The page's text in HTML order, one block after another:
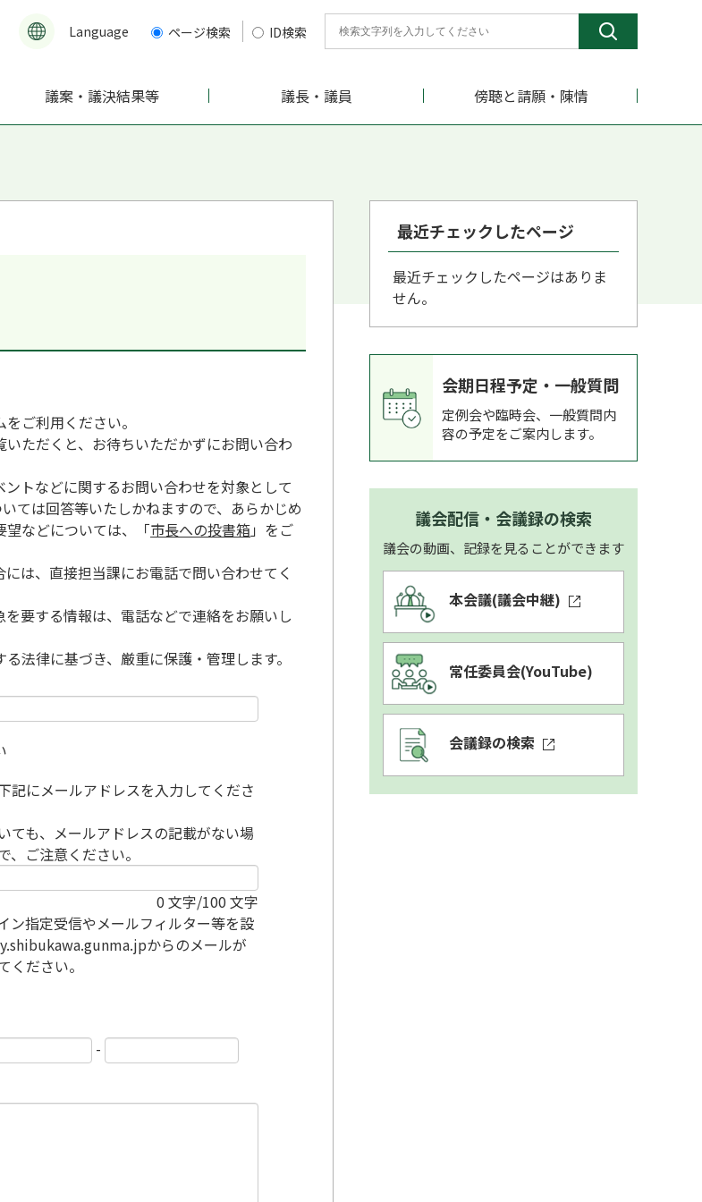
Language ページ検索 ID検索
議案・議決結果等 議長・議員 傍聴と請願・陳情
ご利用ください。
いただくと、お待ちいただかずにお問い合わ
トなどに関するお問い合わせを対象として
ては回答等いたしかねますので、あらかじめ
望などについては、「市長への投書箱」をご
は、直接担当課にお電話で問い合わせてく
要する情報は、電話などで連絡をお願いし
法律に基づき、厳重に保護・管理します。
記にメールアドレスを入力してくださ
ても、メールアドレスの記載がない場
ご注意ください。
0 文字/100 文字
ン指定受信やメールフィルター等を設
からのメールが
ください。
-
最近チェックしたページ
最近チェックしたページはありま
せん。
会期日程予定・一般質問
定例会や臨時会、一般質問内
容の予定をご案内します。
議会配信・会議録の検索
議会の動画、記録を見ることができます
本会議(議会中継)
常任委員会(YouTube)
会議録の検索